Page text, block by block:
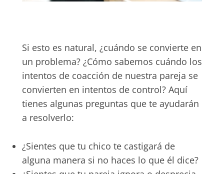
Si esto es natural, ¿cuándo se convierte en
un problema? ¿Cómo sabemos cuándo los
intentos de coacción de nuestra pareja se
convierten en intentos de control? Aquí
tienes algunas preguntas que te ayudarán
a resolverlo:
¿Sientes que tu chico te castigará de
alguna manera si no haces lo que él dice?